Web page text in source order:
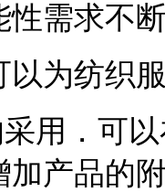
需求不
以为纺织
用．可
产品的